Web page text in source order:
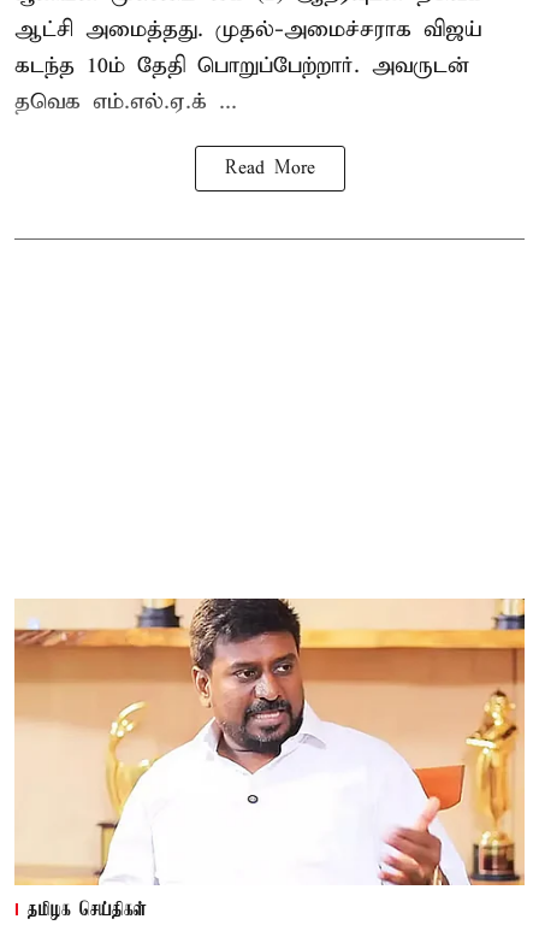
ஆட்சி அமைத்தது. முதல்-அமைச்சராக விஜய்
கடந்த 10ம் தேதி பொறுப்பேற்றார். அவருடன்
தவெக எம்.எல்.ஏ.க் ...
Read More
தமிழக செய்திகள்